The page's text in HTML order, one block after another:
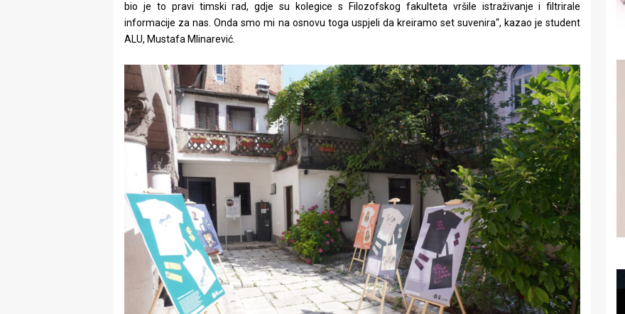
bio je to pravi timski rad, gdje su kolegice s Filozofskog fakulteta vršile istraživanje i filtrirale
informacije za nas. Onda smo mi na osnovu toga uspjeli da kreiramo set suvenira“, kazao je student
ALU, Mustafa Mlinarević.